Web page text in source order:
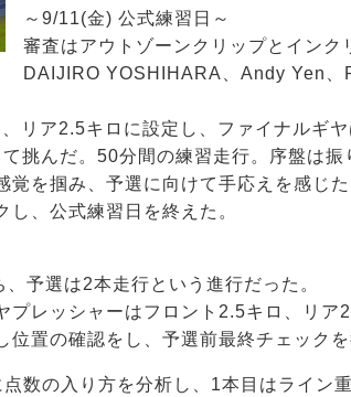
～9/11(金) 公式練習日～
審査はアウトゾーンクリップとイン
DAIJIRO YOSHIHARA、Andy Yen
リア2.5キロに設定し、ファイナルギ
挑んだ。50分間の練習走行。序盤は
を掴み、予選に向けて手応えを感じた
、公式練習日を終えた。
予選は2本走行という進行だった。
プレッシャーはフロント2.5キロ、リア
置の確認をし、予選前最終チェックを
数の入り方を分析し、1本目はライン重